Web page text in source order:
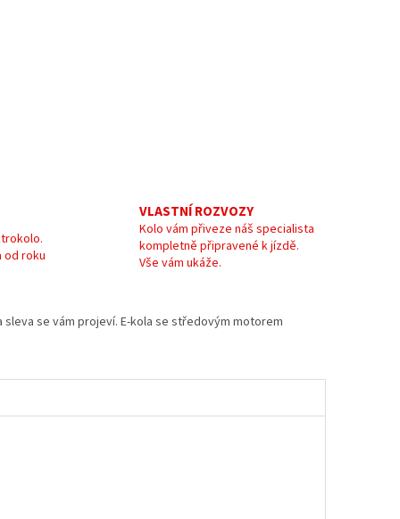
od roku
VLASTNÍ ROZVOZY
Kolo vám přiveze náš specialista
kompletně připravené k jízdě.
Vše vám ukáže.
sleva se vám projeví. E-kola se středovým motorem